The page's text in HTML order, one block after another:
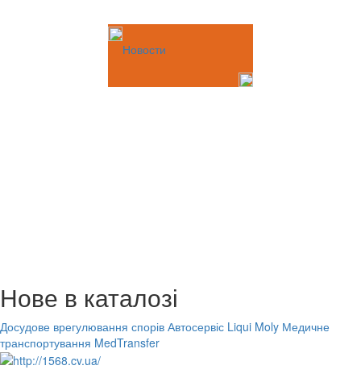
Новости
Нове в каталозі
Досудове врегулювання спорів Автосервіс Liqui Moly Медичне
транспортування MedTransfer